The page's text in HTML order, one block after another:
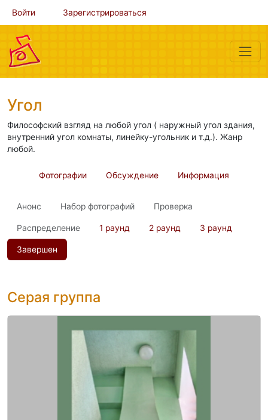
Войти Зарегистрироваться
Угол
Философский взгляд на любой угол ( наружный угол здания,
внутренний угол комнаты, линейку-угольник и т.д.). Жанр
любой.
Фотографии Обсуждение Информация
Анонс Набор фотографий Проверка
Распределение 1 раунд 2 раунд 3 раунд
Завершен
Серая группа